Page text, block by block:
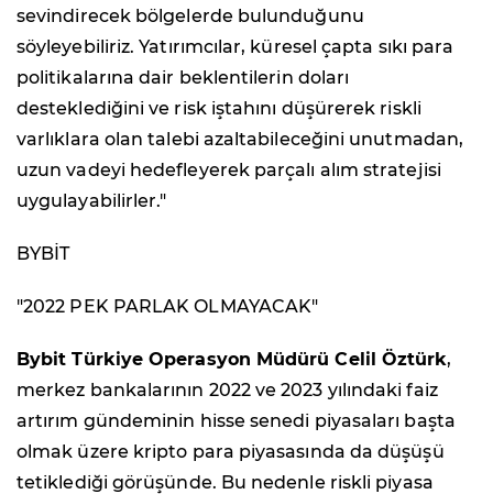
sevindirecek bölgelerde bulunduğunu
söyleyebiliriz. Yatırımcılar, küresel çapta sıkı para
politikalarına dair beklentilerin doları
desteklediğini ve risk iştahını düşürerek riskli
varlıklara olan talebi azaltabileceğini unutmadan,
uzun vadeyi hedefleyerek parçalı alım stratejisi
uygulayabilirler."
BYBİT
"2022 PEK PARLAK OLMAYACAK"
Bybit Türkiye Operasyon Müdürü Celil Öztürk,
merkez bankalarının 2022 ve 2023 yılındaki faiz
artırım gündeminin hisse senedi piyasaları başta
olmak üzere kripto para piyasasında da düşüşü
tetiklediği görüşünde. Bu nedenle riskli piyasa